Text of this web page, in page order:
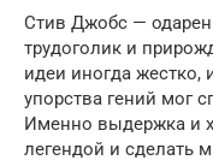
Стив Джобс —
трудоголик и
идеи иногда жестко,
упорства гений мог
Именно выдержка и
легендой и сделать